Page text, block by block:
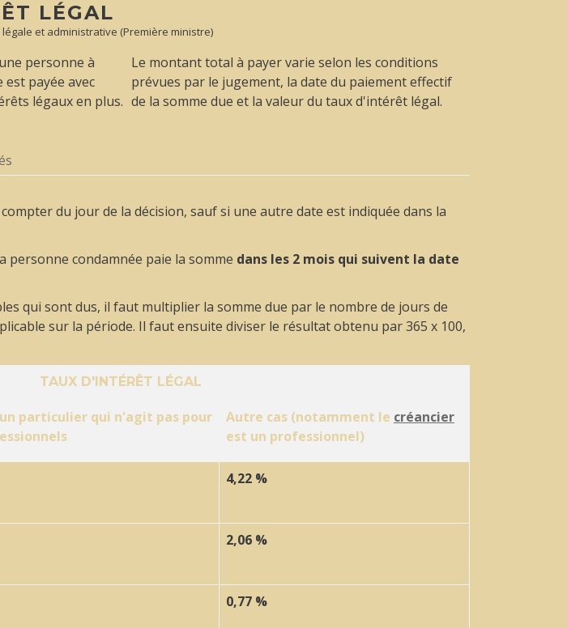
LÉGAL
et administrative (Première ministre)
personne à
payée avec
légaux en plus.
Le montant total à payer varie selon les conditions
prévues par le jugement, la date du paiement effectif
de la somme due et la valeur du taux d'intérêt légal.
du jour de la décision, sauf si une autre date est indiquée dans la
personne condamnée paie la somme dans les 2 mois qui suivent la date
qui sont dus, il faut multiplier la somme due par le nombre de jours de
sur la période. Il faut ensuite diviser le résultat obtenu par 365 x 100,
TAUX D'INTÉRÊT LÉGAL
particulier qui n'agit pas pour
Autre cas (notamment le créancier
est un professionnel)
4,22 %
2,06 %
0,77 %